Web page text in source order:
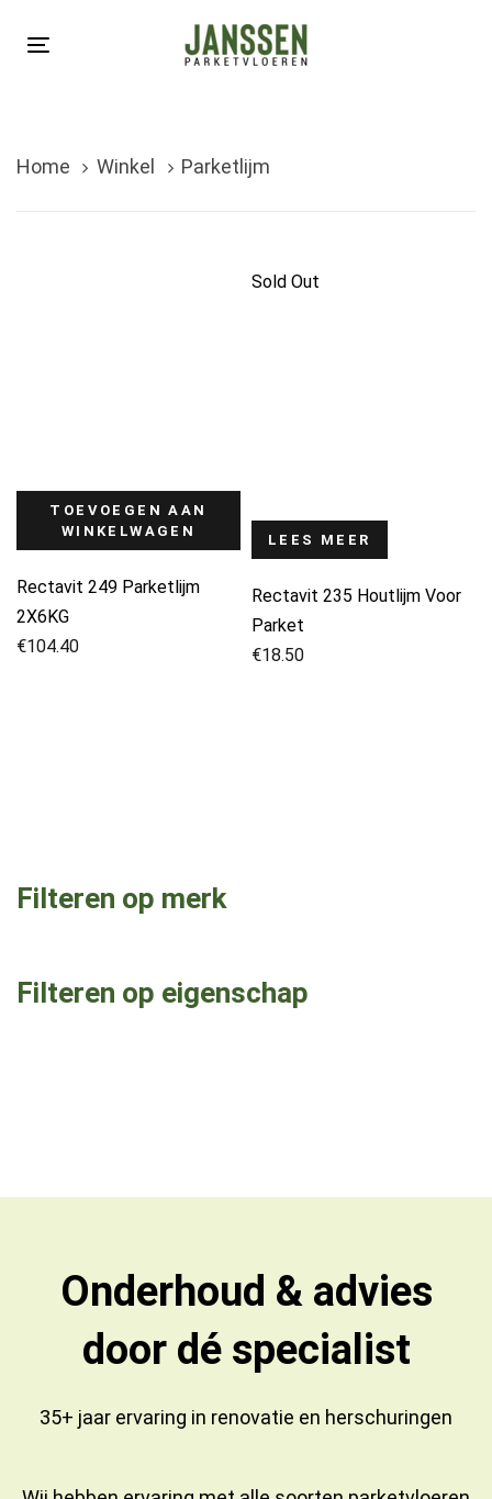
links
Skip
Toggle
Filteren op merk
Filteren op eigenschap
Home Winkel Parketlijm
TOEVOEGEN AAN
WINKELWAGEN
Rectavit 249 Parketlijm
2X6KG
€104.40
Sold Out
LEES MEER
Rectavit 235 Houtlijm Voor
Parket
€18.50
Onderhoud & advies
door dé specialist
35+ jaar ervaring in renovatie en herschuringen